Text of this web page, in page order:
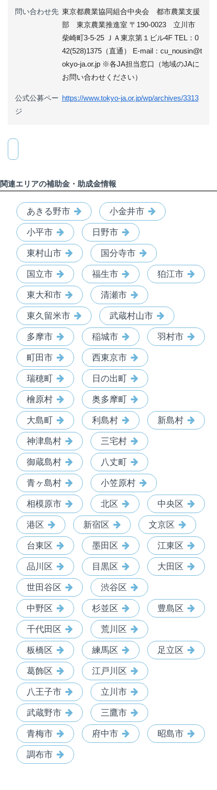
問い合わせ先 東京都農業協同組合中央会 都市農業支援
部 東京農業推進室 〒190-0023 立川市
柴崎町3-5-25 ＪＡ東京第１ビル4F TEL：0
42(528)1375（直通） E-mail：cu_nousin@t
okyo-ja.or.jp ※各JA担当窓口（地域のJAに
お問い合わせください）
公式公募ペー
ジ
https://www.tokyo-ja.or.jp/wp/archives/3313
関連エリアの補助金・助成金情報
あきる野市 小金井市
小平市 日野市
東村山市 国分寺市
国立市 福生市 狛江市
東大和市 清瀬市
東久留米市 武蔵村山市
多摩市 稲城市 羽村市
町田市 西東京市
瑞穂町 日の出町
檜原村 奥多摩町
大島町 利島村 新島村
神津島村 三宅村
御蔵島村 八丈町
青ヶ島村 小笠原村
相模原市 北区 中央区
港区 新宿区 文京区
台東区 墨田区 江東区
品川区 目黒区 大田区
世田谷区 渋谷区
中野区 杉並区 豊島区
千代田区 荒川区
板橋区 練馬区 足立区
葛飾区 江戸川区
八王子市 立川市
武蔵野市 三鷹市
青梅市 府中市 昭島市
調布市